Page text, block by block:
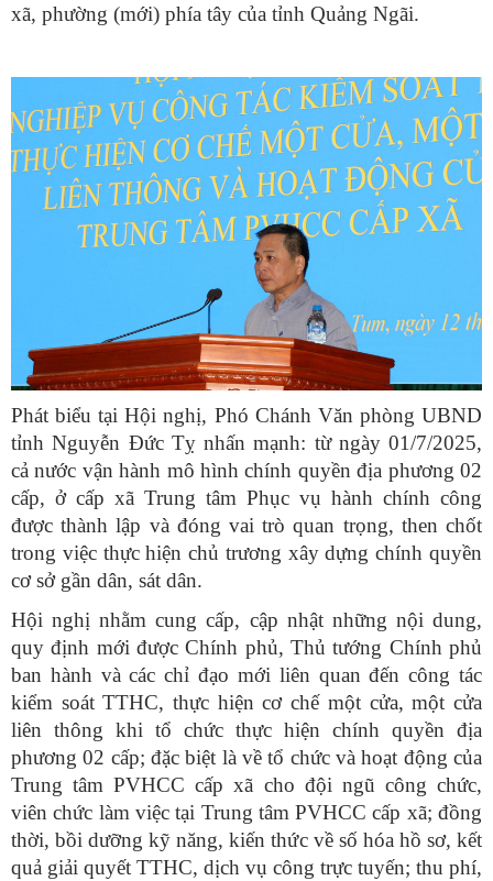
xã, phường (mới) phía tây của tỉnh Quảng Ngãi.
Phát biểu tại Hội nghị, Phó Chánh Văn phòng UBND
tỉnh Nguyễn Đức Tỵ nhấn mạnh: từ ngày 01/7/2025,
cả nước vận hành mô hình chính quyền địa phương 02
cấp, ở cấp xã Trung tâm Phục vụ hành chính công
được thành lập và đóng vai trò quan trọng, then chốt
trong việc thực hiện chủ trương xây dựng chính quyền
cơ sở gần dân, sát dân.
Hội nghị nhằm cung cấp, cập nhật những nội dung,
quy định mới được Chính phủ, Thủ tướng Chính phủ
ban hành và các chỉ đạo mới liên quan đến công tác
kiểm soát TTHC, thực hiện cơ chế một cửa, một cửa
liên thông khi tổ chức thực hiện chính quyền địa
phương 02 cấp; đặc biệt là về tổ chức và hoạt động của
Trung tâm PVHCC cấp xã cho đội ngũ công chức,
viên chức làm việc tại Trung tâm PVHCC cấp xã; đồng
thời, bồi dưỡng kỹ năng, kiến thức về số hóa hồ sơ, kết
quả giải quyết TTHC, dịch vụ công trực tuyến; thu phí,